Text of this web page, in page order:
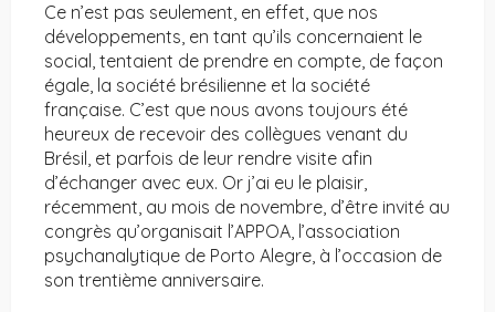
Ce n’est pas seulement, en effet, que nos
développements, en tant qu’ils concernaient le
social, tentaient de prendre en compte, de façon
égale, la société brésilienne et la société
française. C’est que nous avons toujours été
heureux de recevoir des collègues venant du
Brésil, et parfois de leur rendre visite afin
d’échanger avec eux. Or j’ai eu le plaisir,
récemment, au mois de novembre, d’être invité au
congrès qu’organisait l’APPOA, l’association
psychanalytique de Porto Alegre, à l’occasion de
son trentième anniversaire.